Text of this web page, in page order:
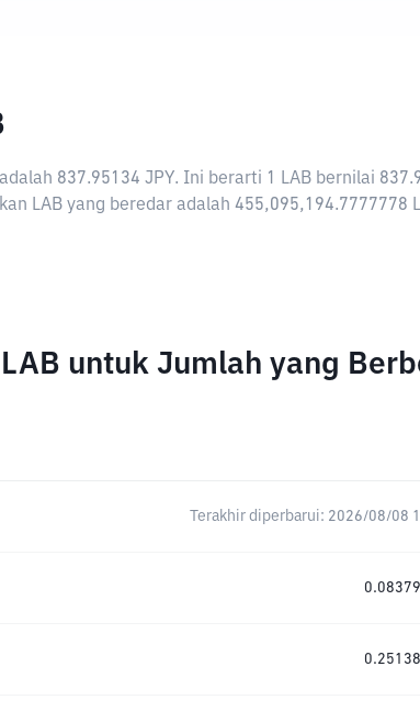
837.95134 JPY. Ini berarti 1 LAB bernilai
LAB yang beredar adalah
untuk Jumlah yang
Terakhir diperbarui: 2026/08/08
0.08379
0.25138